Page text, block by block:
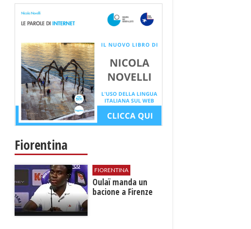
Fiorentina
FIORENTINA
Oulaï manda un
bacione a Firenze